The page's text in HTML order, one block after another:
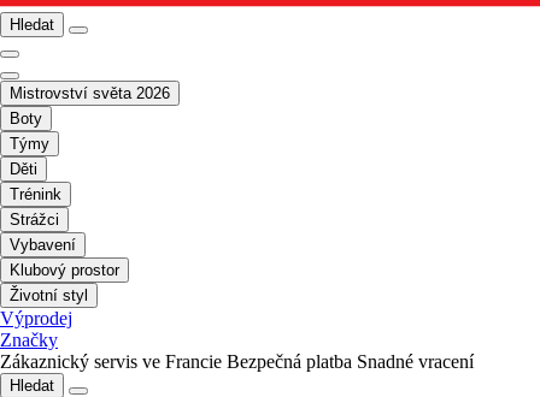
Hledat
Mistrovství světa 2026
Boty
Týmy
Děti
Trénink
Strážci
Vybavení
Klubový prostor
Životní styl
Výprodej
Značky
Zákaznický servis ve Francie Bezpečná platba Snadné vracení
Hledat